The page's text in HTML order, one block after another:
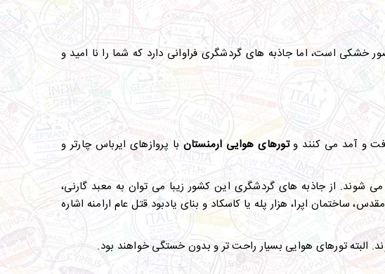
خشکی است، اما جاذبه های گردشگری فراوانی دارد که شما را نا امید و
و آمد می کنند وتورهای هوایی ارمنستانبا پروازهای ایرباس چارتر و
می شوند. از جاذبه های گردشگری این کشور زیبا می توان به معبد گارنی،
ساختمان اپرا، هزار پله یا کاسکاد و بنای یادبود قتل عام ارامنه اشاره
البته تورهای هوایی بسیار راحت تر و بدون خستگی خواهند بود.